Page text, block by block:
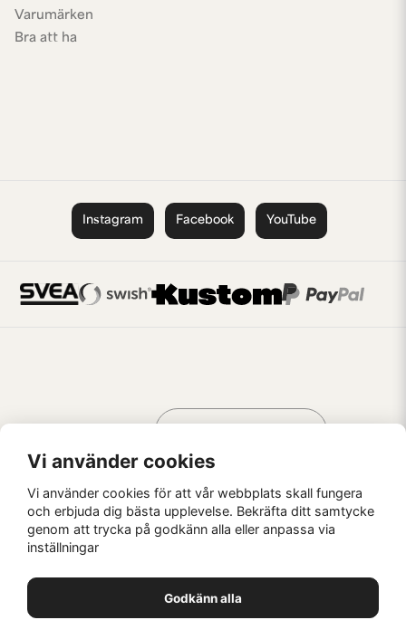
Varumärken
Bra att ha
Instagram Facebook YouTube
Kaffebrus AB, Förskeppsgatan 2, 271 55 Ystad
AV KREATÖRER
Vi använder cookies
Vi använder cookies för att vår webbplats skall fungera
och erbjuda dig bästa upplevelse. Bekräfta ditt samtycke
genom att trycka på godkänn alla eller anpassa via
inställningar
Godkänn alla